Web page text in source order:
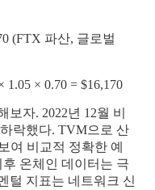
(FTX 파산, 글로벌
1.05 × 0.70 = $16,170
자. 2022년 12월 비
락했다. TVM으로 산
여 비교적 정확한 예
온체인 데이터는 극
털 지표는 네트워크 신